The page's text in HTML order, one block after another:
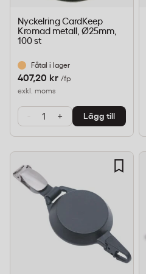
Nyckelring CardKeep
Kromad metall, Ø25mm,
100 st
Fåtal i lager
407,20 kr /fp
exkl. moms
- + Lägg till